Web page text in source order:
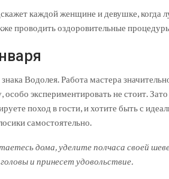
каждой женщине и девушке, когда
проводить оздоровительные
Водолея. Работа мастера
экспериментировать не стоит.
поход в гости, и хотите быть с
самостоятельно.
дома, уделите полчаса своей
и принесет удовольствие.